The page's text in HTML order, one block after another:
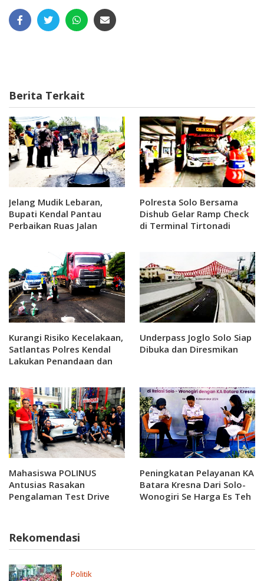
Berita Terkait
Jelang Mudik Lebaran,
Bupati Kendal Pantau
Perbaikan Ruas Jalan
Polresta Solo Bersama
Dishub Gelar Ramp Check
di Terminal Tirtonadi
Kurangi Risiko Kecelakaan,
Satlantas Polres Kendal
Lakukan Penandaan dan
Underpass Joglo Solo Siap
Dibuka dan Diresmikan
Mahasiswa POLINUS
Antusias Rasakan
Pengalaman Test Drive
Peningkatan Pelayanan KA
Batara Kresna Dari Solo-
Wonogiri Se Harga Es Teh
Rekomendasi
Politik